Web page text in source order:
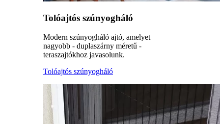
Tolóajtós szúnyogháló
Modern szúnyogháló ajtó, amelyet
nagyobb - duplaszárny méretű -
teraszajtókhoz javasolunk.
Tolóajtós szúnyogháló